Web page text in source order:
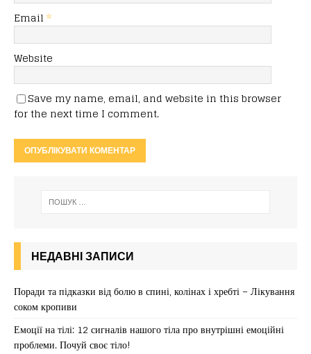
Email *
Website
Save my name, email, and website in this browser
for the next time I comment.
НЕДАВНІ ЗАПИСИ
Поради та підказки від болю в спині, колінах і хребті – Лікування
соком кропиви
Емоції на тілі: 12 сигналів нашого тіла про внутрішні емоційні
проблеми. Почуй своє тіло!